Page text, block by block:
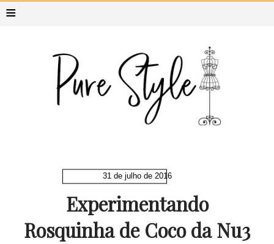
≡
31 de julho de 2016
Experimentando
Rosquinha de Coco da Nu3